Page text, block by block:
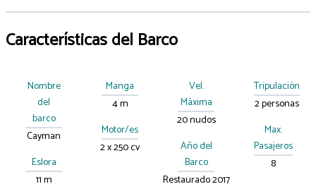
Características del Barco
Nombre
del
barco
Cayman
Eslora
11 m
Manga
4 m
Motor/es
2 x 250 cv
Vel.
Máxima
20 nudos
Año del
Barco
Restaurado 2017
Tripulación
2 personas
Max.
Pasajeros
8